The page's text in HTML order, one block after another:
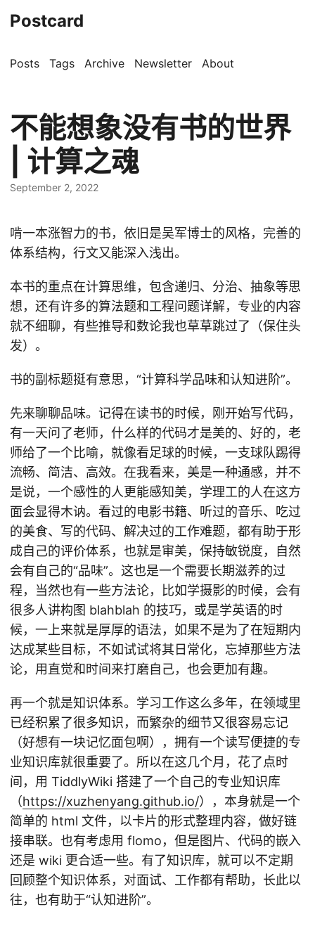
Postcard
Posts Tags Archive Newsletter About
不能想象没有书的世界
| 计算之魂
September 2, 2022
啃一本涨智力的书，依旧是吴军博士的风格，完善的
体系结构，行文又能深入浅出。
本书的重点在计算思维，包含递归、分治、抽象等思
想，还有许多的算法题和工程问题详解，专业的内容
就不细聊，有些推导和数论我也草草跳过了（保住头
发）。
书的副标题挺有意思，“计算科学品味和认知进阶”。
先来聊聊品味。记得在读书的时候，刚开始写代码，
有一天问了老师，什么样的代码才是美的、好的，老
师给了一个比喻，就像看足球的时候，一支球队踢得
流畅、简洁、高效。在我看来，美是一种通感，并不
是说，一个感性的人更能感知美，学理工的人在这方
面会显得木讷。看过的电影书籍、听过的音乐、吃过
的美食、写的代码、解决过的工作难题，都有助于形
成自己的评价体系，也就是审美，保持敏锐度，自然
会有自己的“品味”。这也是一个需要长期滋养的过
程，当然也有一些方法论，比如学摄影的时候，会有
很多人讲构图 blahblah 的技巧，或是学英语的时
候，一上来就是厚厚的语法，如果不是为了在短期内
达成某些目标，不如试试将其日常化，忘掉那些方法
论，用直觉和时间来打磨自己，也会更加有趣。
再一个就是知识体系。学习工作这么多年，在领域里
已经积累了很多知识，而繁杂的细节又很容易忘记
（好想有一块记忆面包啊），拥有一个读写便捷的专
业知识库就很重要了。所以在这几个月，花了点时
间，用 TiddlyWiki 搭建了一个自己的专业知识库
（https://xuzhenyang.github.io/），本身就是一个
简单的 html 文件，以卡片的形式整理内容，做好链
接串联。也有考虑用 flomo，但是图片、代码的嵌入
还是 wiki 更合适一些。有了知识库，就可以不定期
回顾整个知识体系，对面试、工作都有帮助，长此以
往，也有助于“认知进阶”。